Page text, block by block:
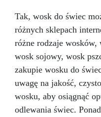
czasu:
odporność na
Tak, wosk do świec
różnych sklepach
różne rodzaje
wosk sojowy, wosk
zakupie wosku do
uwagę na jakość,
wosku, aby osiągnąć
odlewania świec.